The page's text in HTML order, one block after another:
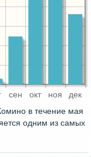
сен окт ноя дек
в течение мая
одним из самых